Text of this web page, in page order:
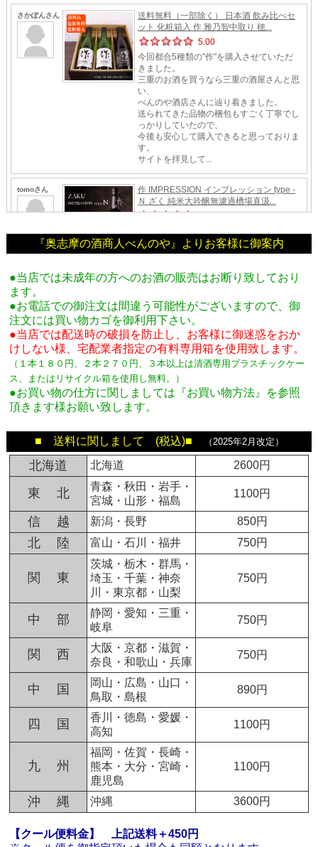
『奥志摩の酒商人べんのや』よりお客様に御案内
●当店では未成年の方へのお酒の販売はお断り致しており
ます。
●お電話での御注文は間違う可能性がございますので、御
注文には買い物カゴを御利用下さい。
●当店では配送時の破損を防止し、お客様に御迷惑をおか
けしない様、宅配業者指定の有料専用箱を使用致します。
（１本１８０円、２本２７０円、３本以上は清酒専用プラスチックケー
ス、またはリサイクル箱を使用し無料。
）
●お買い物の仕方に関しましては『お買い物方法』を参照
頂きます様お願い致します。
■ 送料に関しまして (税込)■ （2025年2月改定）
北海道 北海道 2600円
東 北
青森・秋田・岩手・
宮城・山形・福島
1100円
信 越 新潟・長野 850円
北 陸 富山・石川・福井 750円
関 東
茨城・栃木・群馬・
埼玉・千葉・神奈
川・東京都・山梨
750円
中 部
静岡・愛知・三重・
岐阜
750円
関 西
大阪・京都・滋賀・
奈良・和歌山・兵庫
750円
中 国
岡山・広島・山口・
鳥取・島根
890円
四 国
香川・徳島・愛媛・
高知
1100円
九 州
福岡・佐賀・長崎・
熊本・大分・宮崎・
鹿児島
1100円
沖 縄 沖縄 3600円
【クール便料金】
上記送料＋450円